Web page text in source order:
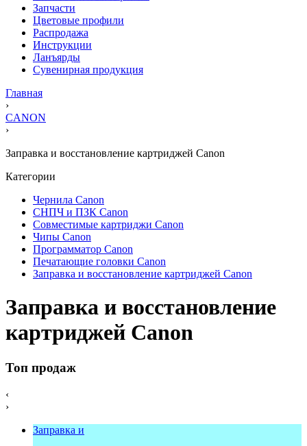
Запчасти
Цветовые профили
Распродажа
Инструкции
Ланъярды
Сувенирная продукция
Главная
›
CANON
›
Заправка и восстановление картриджей Canon
Категории
Чернила Canon
СНПЧ и ПЗК Canon
Совместимые картриджи Canon
Чипы Canon
Программатор Canon
Печатающие головки Canon
Заправка и восстановление картриджей Canon
Заправка и восстановление
картриджей Canon
Топ продаж
‹
›
Заправка и